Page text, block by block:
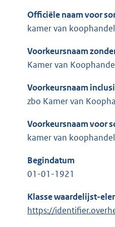
Officiële naam voor
kamer van koophandel
Voorkeursnaam
Kamer van
Voorkeursnaam
zbo Kamer van
Voorkeursnaam voor
kamer van koophandel
Begindatum
01-01-1921
Klasse waardelijst-
https://